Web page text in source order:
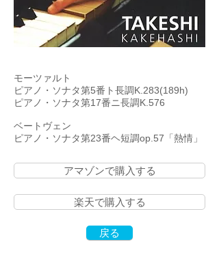
モーツァルト
ピアノ・ソナタ第5番ト長調K.283(189h)
ピアノ・ソナタ第17番ニ長調K.576
ベートヴェン
ピアノ・ソナタ第23番ヘ短調op.57「熱情」
アマゾンで購入する
楽天で購入する
戻る